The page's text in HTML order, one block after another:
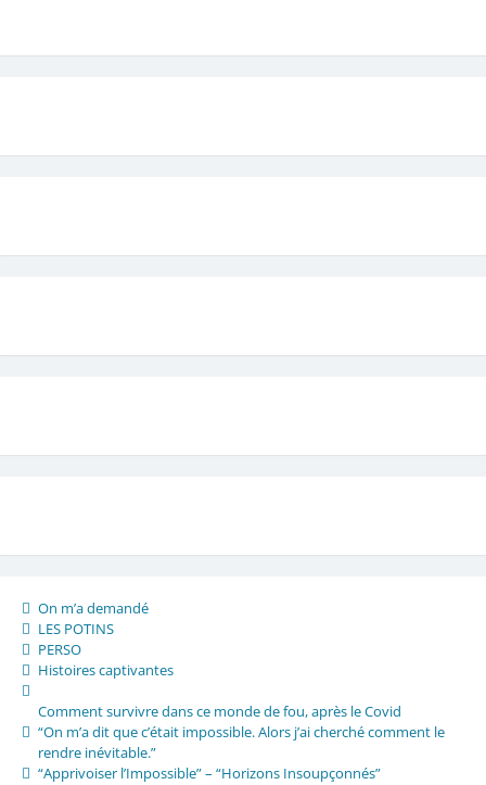
On m’a demandé
LES POTINS
PERSO
Histoires captivantes
Comment survivre dans ce monde de fou, après le Covid
“On m’a dit que c’était impossible. Alors j’ai cherché comment le
rendre inévitable.”
“Apprivoiser l’Impossible” – “Horizons Insoupçonnés”